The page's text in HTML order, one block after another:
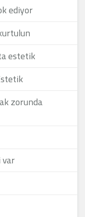
ediyor
estetik
zorunda
var